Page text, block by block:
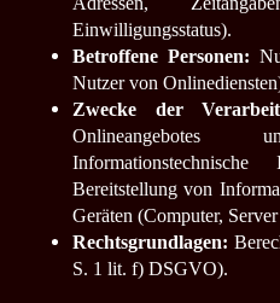
Einwilligungsstatus).
Betroffene Personen:
Nutzer von
Zwecke der
Onlineangebotes
Bereitstellung von
Geräten (Computer,
Rechtsgrundlagen:
S. 1 lit. f) DSGVO).